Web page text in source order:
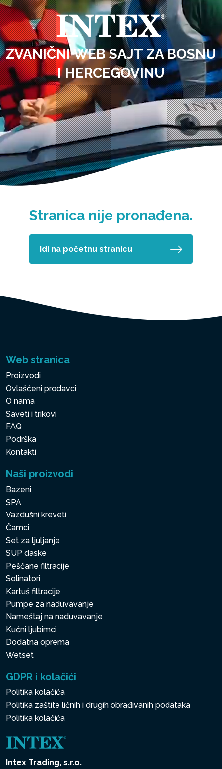
ZVANIČNI WEB SAJT ZA BOSNU
I HERCEGOVINU
Stranica nije pronađena.
Idi na početnu stranicu
Web stranica
Proizvodi
Ovlašćeni prodavci
O nama
Saveti i trikovi
FAQ
Podrška
Kontakti
Naši proizvodi
Bazeni
SPA
Vazdušni kreveti
Čamci
Set za ljuljanje
SUP daske
Peščane filtracije
Solinatori
Kartuš filtracije
Pumpe za naduvavanje
Nameštaj na naduvavanje
Kućni ljubimci
Dodatna oprema
Wetset
GDPR i kolačići
Politika kolačića
Politika zaštite ličnih i drugih obrađivanih podataka
Politika kolačića
Intex Trading, s.r.o.